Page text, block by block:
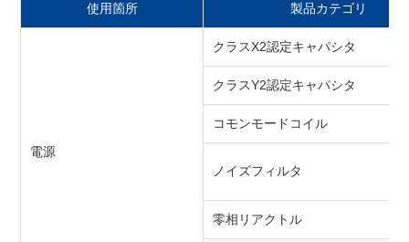
使用箇所 製品カテゴリ
電源
クラスX2認定キャパシタ
クラスY2認定キャパシタ
コモンモードコイル
ノイズフィルタ
零相リアクトル